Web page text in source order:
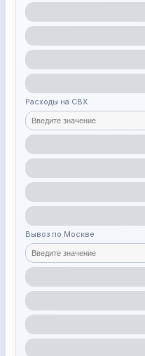
Расходы на СВХ
Вывоз по Москве